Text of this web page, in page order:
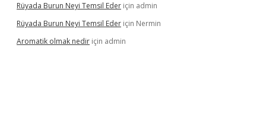
Rüyada Burun Neyi Temsil Eder için admin
Rüyada Burun Neyi Temsil Eder için Nermin
Aromatik olmak nedir için admin